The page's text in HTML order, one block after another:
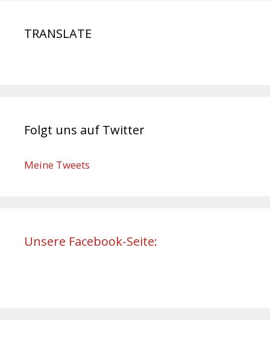
TRANSLATE
Folgt uns auf Twitter
Meine Tweets
Unsere Facebook-Seite: